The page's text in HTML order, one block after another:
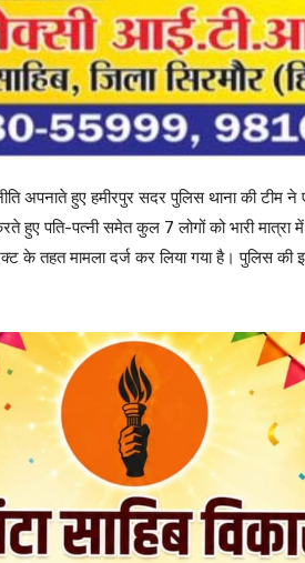
अपनाते हुए हमीरपुर सदर पुलिस थाना की टीम ने
हुए पति-पत्नी समेत कुल 7 लोगों को भारी मात्रा
के तहत मामला दर्ज कर लिया गया है। पुलिस की